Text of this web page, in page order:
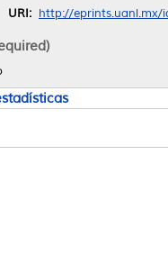
URI: http://eprints.uanl.mx/